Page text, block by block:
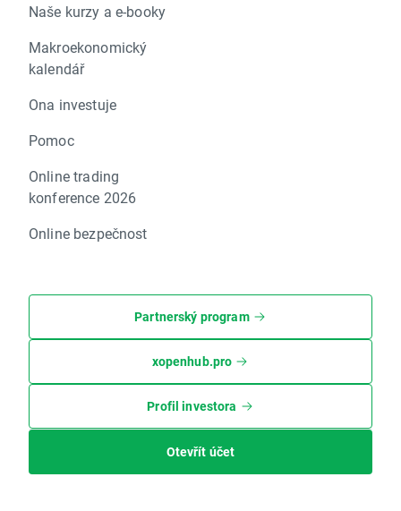
Naše kurzy a e-booky
Makroekonomický
kalendář
Ona investuje
Pomoc
Online trading
konference 2026
Online bezpečnost
Partnerský program
xopenhub.pro
Profil investora
Otevřít účet